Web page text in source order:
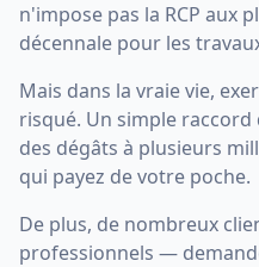
n'impose pas la RCP aux
décennale pour les
Mais dans la vraie vie,
risqué. Un simple
des dégâts à plusieurs
qui payez de votre poche.
De plus, de nombreux
professionnels —